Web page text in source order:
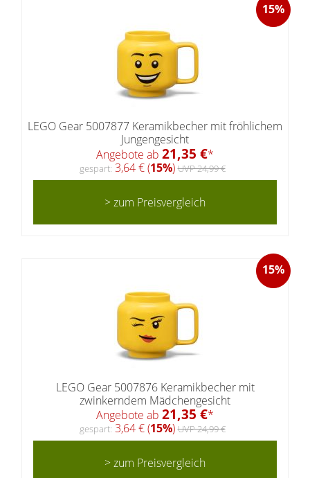
15%
LEGO Gear 5007877 Keramikbecher mit fröhlichem
Jungengesicht
Angebote ab 21,35 €*
gespart: 3,64 € (15%)UVP 24,99 €
> zum Preisvergleich
15%
LEGO Gear 5007876 Keramikbecher mit
zwinkerndem Mädchengesicht
Angebote ab 21,35 €*
gespart: 3,64 € (15%)UVP 24,99 €
> zum Preisvergleich